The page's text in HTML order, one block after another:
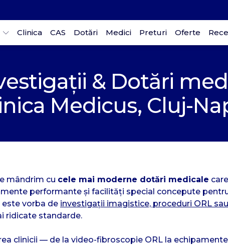
Clinica CAS Dotări Medici Preturi Oferte
& Dotări
Medicus, Cluj-
mândrim cu cele mai moderne dotări medicale
performante și facilități special concepute
este vorba de investigații imagistice, proceduri ORL
ridicate standarde.
clinicii — de la video-fibroscopie ORL la